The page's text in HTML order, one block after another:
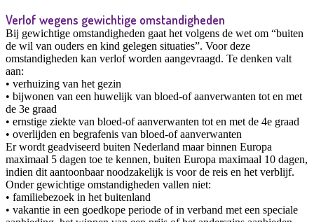
Verlof wegens gewichtige omstandigheden
Bij gewichtige omstandigheden gaat het volgens de wet om “buiten
de wil van ouders en kind gelegen situaties”. Voor deze
omstandigheden kan verlof worden aangevraagd. Te denken valt
aan:
• verhuizing van het gezin
• bijwonen van een huwelijk van bloed-of aanverwanten tot en met
de 3e graad
• ernstige ziekte van bloed-of aanverwanten tot en met de 4e graad
• overlijden en begrafenis van bloed-of aanverwanten
Er wordt geadviseerd buiten Nederland maar binnen Europa
maximaal 5 dagen toe te kennen, buiten Europa maximaal 10 dagen,
indien dit aantoonbaar noodzakelijk is voor de reis en het verblijf.
Onder gewichtige omstandigheden vallen niet:
• familiebezoek in het buitenland
• vakantie in een goedkope periode of in verband met een speciale